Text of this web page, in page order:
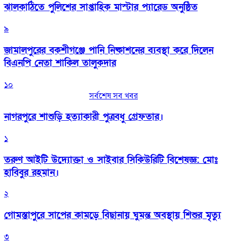
‎ঝালকাঠিতে পুলিশের সাপ্তাহিক মাস্টার প্যারেড অনুষ্ঠিত
৯
জামালপুরের বকশীগঞ্জে পানি নিষ্কাশনের ব্যবস্থা করে দিলেন
বিএনপি নেতা শাকিল তালুকদার
১০
সর্বশেষ সব খবর
নাগরপুরে শাশুড়ি হত্যাকারী পুত্রবধু গ্রেফতার।
১
তরুণ আইটি উদ্যোক্তা ও সাইবার সিকিউরিটি বিশেষজ্ঞ: মোঃ
হাবিবুর রহমান।
২
গোমস্তাপুরে সাপের কামড়ে বিছানায় ঘুমন্ত অবস্থায় শিশুর মৃত্যু
৩